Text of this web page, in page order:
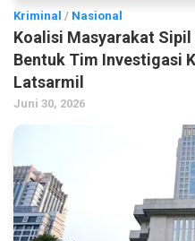
Kriminal / Nasional
Koalisi Masyarakat Sipil
Bentuk Tim Investigasi
Latsarmil
Juni 30, 2026